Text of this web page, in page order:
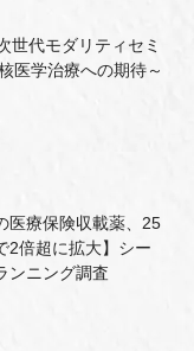
世代モダリティセミ
医学治療への期待～
医療保険収載薬、25
2倍超に拡大】シー
ンニング調査